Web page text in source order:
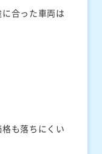
合った車両は
も落ちにくい